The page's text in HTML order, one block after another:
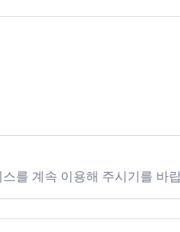
를 계속 이용해 주시기를 바